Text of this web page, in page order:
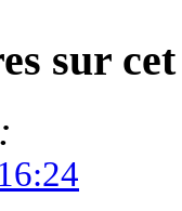
sur